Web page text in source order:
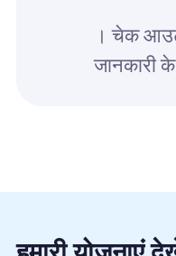
। चेक
जानकारी